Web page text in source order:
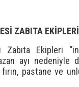
ZABITA
Ekipleri
ayı nedeniyle
fırın, pastane ve